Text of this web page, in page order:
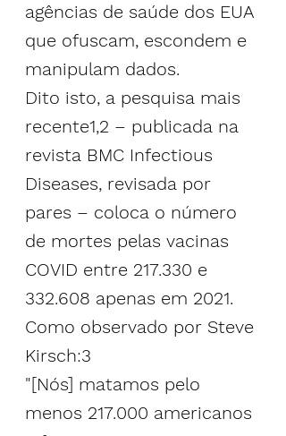
agências de saúde dos EUA
que ofuscam, escondem e
manipulam dados.
Dito isto, a pesquisa mais
recente1,2 – publicada na
revista BMC Infectious
Diseases, revisada por
pares – coloca o número
de mortes pelas vacinas
COVID entre 217.330 e
332.608 apenas em 2021.
Como observado por Steve
Kirsch:3
"[Nós] matamos pelo
menos 217.000 americanos